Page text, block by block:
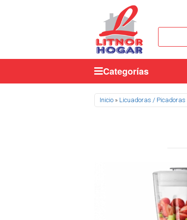
Categorías
Se encuentra usted aquí
Inicio » Licuadoras / Picadoras